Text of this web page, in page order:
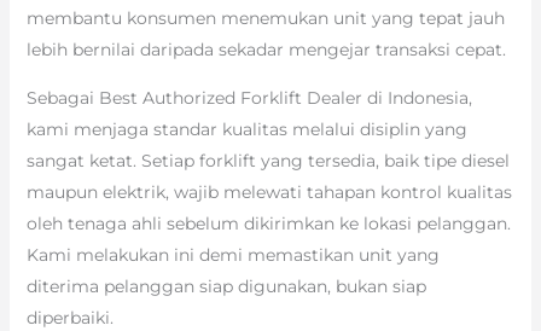
membantu konsumen menemukan unit yang tepat jauh
lebih bernilai daripada sekadar mengejar transaksi cepat.
Sebagai Best Authorized Forklift Dealer di Indonesia,
kami menjaga standar kualitas melalui disiplin yang
sangat ketat. Setiap forklift yang tersedia, baik tipe diesel
maupun elektrik, wajib melewati tahapan kontrol kualitas
oleh tenaga ahli sebelum dikirimkan ke lokasi pelanggan.
Kami melakukan ini demi memastikan unit yang
diterima pelanggan siap digunakan, bukan siap
diperbaiki.